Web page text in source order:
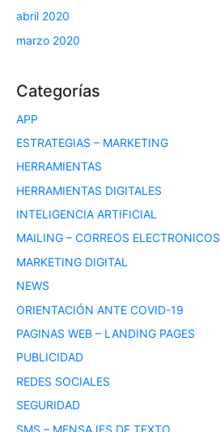
abril 2020
marzo 2020
Categorías
APP
ESTRATEGIAS – MARKETING
HERRAMIENTAS
HERRAMIENTAS DIGITALES
INTELIGENCIA ARTIFICIAL
MAILING – CORREOS ELECTRONICOS
MARKETING DIGITAL
NEWS
ORIENTACIÓN ANTE COVID-19
PAGINAS WEB – LANDING PAGES
PUBLICIDAD
REDES SOCIALES
SEGURIDAD
SMS – MENSAJES DE TEXTO